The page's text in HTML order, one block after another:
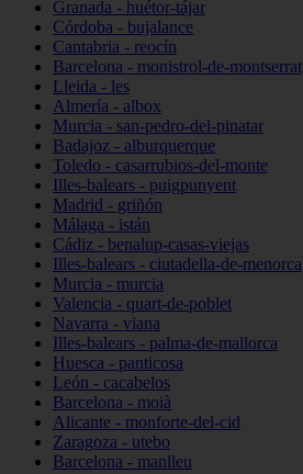
Granada - huétor-tájar
Córdoba - bujalance
Cantabria - reocín
Barcelona - monistrol-de-montserrat
Lleida - les
Almería - albox
Murcia - san-pedro-del-pinatar
Badajoz - alburquerque
Toledo - casarrubios-del-monte
Illes-balears - puigpunyent
Madrid - griñón
Málaga - istán
Cádiz - benalup-casas-viejas
Illes-balears - ciutadella-de-menorca
Murcia - murcia
Valencia - quart-de-poblet
Navarra - viana
Illes-balears - palma-de-mallorca
Huesca - panticosa
León - cacabelos
Barcelona - moià
Alicante - monforte-del-cid
Zaragoza - utebo
Barcelona - manlleu